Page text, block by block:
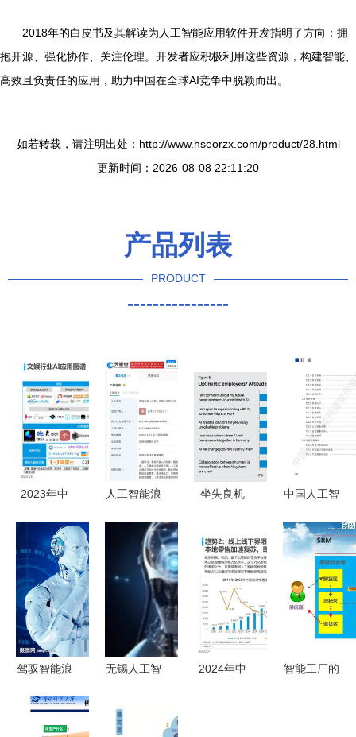
2018年的白皮书及其解读为人工智能应用软件开发指明了方向：拥
抱开源、强化协作、关注伦理。开发者应积极利用这些资源，构建智能、
高效且负责任的应用，助力中国在全球AI竞争中脱颖而出。
如若转载，请注明出处：http://www.hseorzx.com/product/28.html
更新时间：2026-08-08 22:11:20
产品列表
PRODUCT
----------------
2023年中
工智能应用
软件开发
创新图谱与
发展脉络
人工智能浪
智元机器人
等新锐企业
共筑机器人
产业新高地
坐失良机
示过半英国
企业未应用
AI的潜在危
机与机遇
中国人工智
发展白皮书
（2018）
及在AI应用
软件开发中
的核心解读
驾驭智能浪
能大模型风
无锡人工智
开发 引领
2024年中
智能工厂的